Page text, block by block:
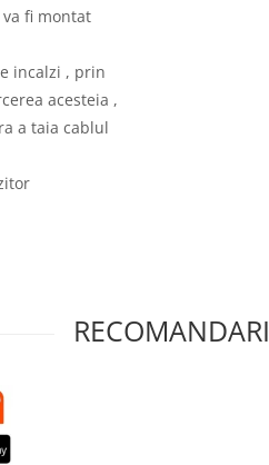
fi montat
incalzi , prin
acesteia ,
a taia cablul
RECOMANDARI